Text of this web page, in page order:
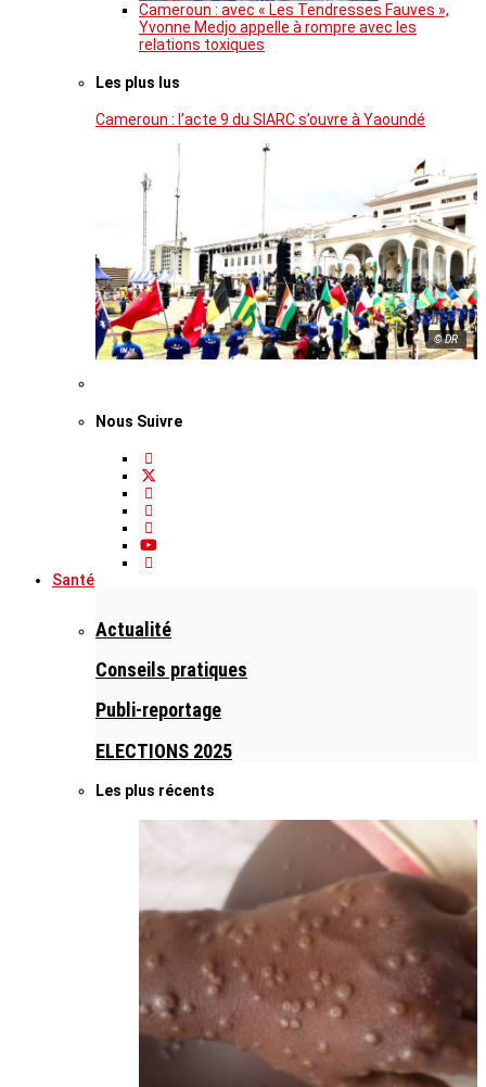
Cameroun : avec « Les Tendresses Fauves »,
Yvonne Medjo appelle à rompre avec les
relations toxiques
Les plus lus
Cameroun : l’acte 9 du SIARC s’ouvre à Yaoundé
© DR
Nous Suivre
Santé
Actualité
Conseils pratiques
Publi-reportage
ELECTIONS 2025
Les plus récents